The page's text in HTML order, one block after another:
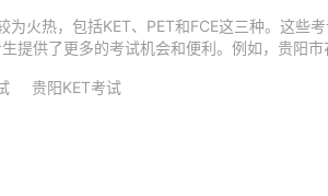
火热，包括KET、PET和FCE这三种。这些
提供了更多的考试机会和便利。例如，贵阳市
贵阳KET考试